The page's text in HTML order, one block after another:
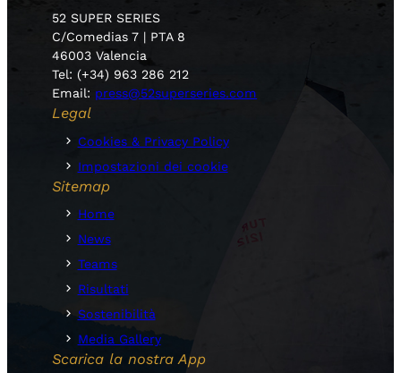
52 SUPER SERIES
C/Comedias 7 | PTA 8
46003 Valencia
Tel: (+34) 963 286 212
Email: press@52superseries.com
Legal
Cookies & Privacy Policy
Impostazioni dei cookie
Sitemap
Home
News
Teams
Risultati
Sostenibilità
Media Gallery
Scarica la nostra App